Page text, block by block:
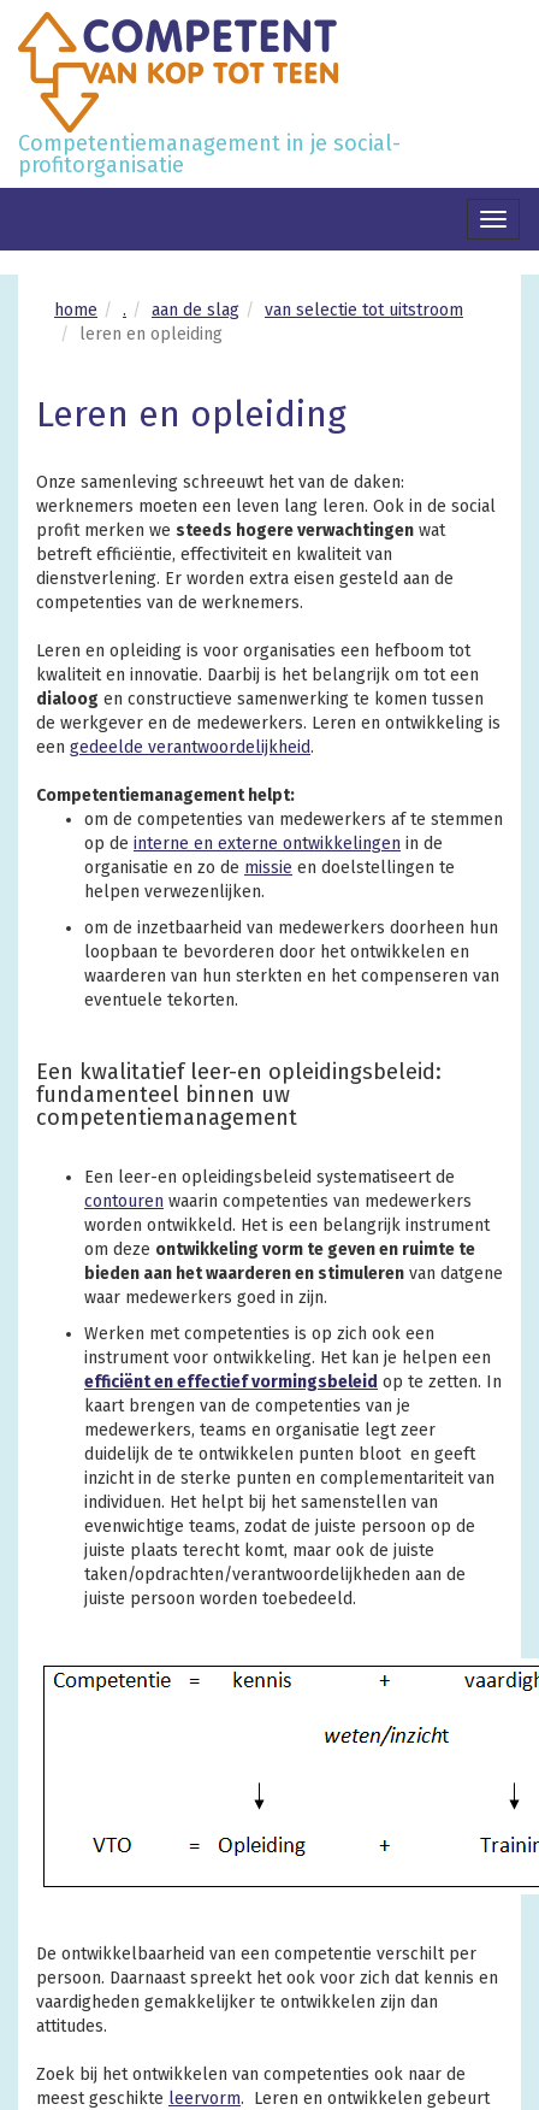
Competentiemanagement in je social-
profitorganisatie
home . aan de slag
van selectie tot uitstroom
leren en opleiding
Leren en opleiding
Onze samenleving schreeuwt het van de daken:
werknemers moeten een leven lang leren. Ook in de social
profit merken we steeds hogere verwachtingen wat
betreft efficiëntie, effectiviteit en kwaliteit van
dienstverlening. Er worden extra eisen gesteld aan de
competenties van de werknemers.
Leren en opleiding is voor organisaties een hefboom tot
kwaliteit en innovatie. Daarbij is het belangrijk om tot een
dialoog en constructieve samenwerking te komen tussen
de werkgever en de medewerkers. Leren en ontwikkeling is
een gedeelde verantwoordelijkheid.
Competentiemanagement helpt:
om de competenties van medewerkers af te stemmen
op de interne en externe ontwikkelingen in de
organisatie en zo de missie en doelstellingen te
helpen verwezenlijken.
om de inzetbaarheid van medewerkers doorheen hun
loopbaan te bevorderen door het ontwikkelen en
waarderen van hun sterkten en het compenseren van
eventuele tekorten.
Een kwalitatief leer-en opleidingsbeleid:
fundamenteel binnen uw
competentiemanagement
Een leer-en opleidingsbeleid systematiseert de
contouren waarin competenties van medewerkers
worden ontwikkeld. Het is een belangrijk instrument
om deze ontwikkeling vorm te geven en ruimte te
bieden aan het waarderen en stimuleren van datgene
waar medewerkers goed in zijn.
Werken met competenties is op zich ook een
instrument voor ontwikkeling. Het kan je helpen een
efficiënt en effectief vormingsbeleid op te zetten. In
kaart brengen van de competenties van je
medewerkers, teams en organisatie legt zeer
duidelijk de te ontwikkelen punten bloot en geeft
inzicht in de sterke punten en complementariteit van
individuen. Het helpt bij het samenstellen van
evenwichtige teams, zodat de juiste persoon op de
juiste plaats terecht komt, maar ook de juiste
taken/opdrachten/verantwoordelijkheden aan de
juiste persoon worden toebedeeld.
De ontwikkelbaarheid van een competentie verschilt per
persoon. Daarnaast spreekt het ook voor zich dat kennis en
vaardigheden gemakkelijker te ontwikkelen zijn dan
attitudes.
Zoek bij het ontwikkelen van competenties ook naar de
meest geschikte leervorm. Leren en ontwikkelen gebeurt